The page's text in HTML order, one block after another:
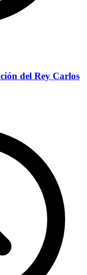
del Rey Carlos